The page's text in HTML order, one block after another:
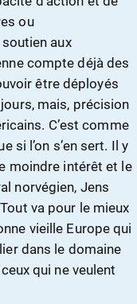
ou
aux
compte déjà des
être déployés
mais, précision
C’est comme
si l’on s’en sert. Il y
moindre intérêt et le
norvégien, Jens
va pour le mieux
vieille Europe qui
dans le domaine
qui ne veulent